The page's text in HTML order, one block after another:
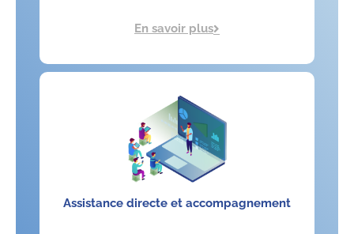
En savoir plus
Assistance directe et accompagnement